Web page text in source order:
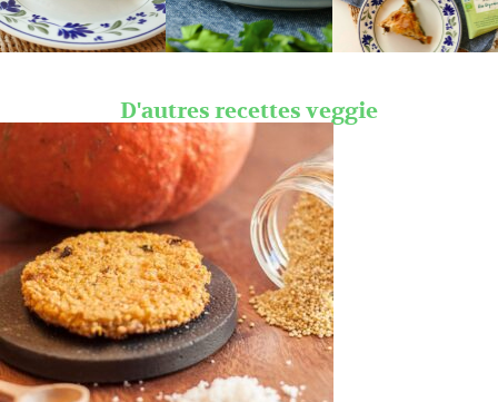
D'autres recettes veggie